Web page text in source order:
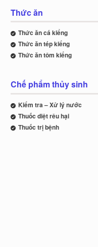
Thức ăn
Thức ăn cá kiểng
Thức ăn tép kiểng
Thức ăn tôm kiểng
Chế phẩm thủy sinh
Kiểm tra – Xử lý nước
Thuốc diệt rêu hại
Thuốc trị bệnh